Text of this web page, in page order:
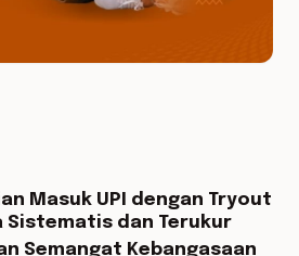
Masuk UPI dengan Tryout
Sistematis dan Terukur
Semangat Kebangasaan